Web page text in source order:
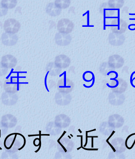
１日
（１９３
すぐ近く